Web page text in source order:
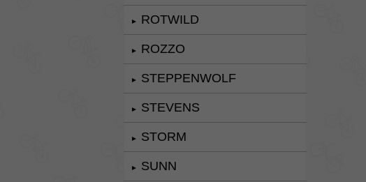
► ROTWILD
► ROZZO
► STEPPENWOLF
► STEVENS
► STORM
► SUNN